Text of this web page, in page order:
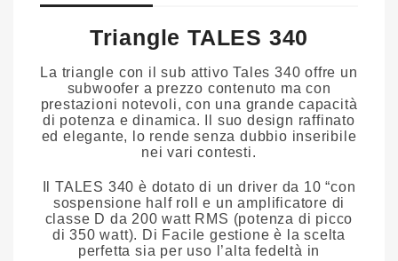
Triangle TALES 340
La triangle con il sub attivo Tales 340 offre un
subwoofer a prezzo contenuto ma con
prestazioni notevoli, con una grande capacità
di potenza e dinamica. Il suo design raffinato
ed elegante, lo rende senza dubbio inseribile
nei vari contesti.
Il TALES 340 è dotato di un driver da 10 “con
sospensione half roll e un amplificatore di
classe D da 200 watt RMS (potenza di picco
di 350 watt). Di Facile gestione è la scelta
perfetta sia per uso l’alta fedeltà in